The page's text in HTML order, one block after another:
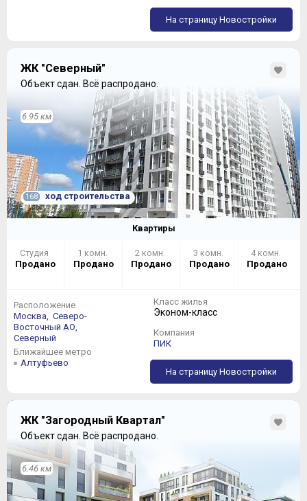
На страницу Новостройки
ЖК "Северный"
Объект сдан. Всё распродано.
6.95 км
168 ход строительства
Квартиры
Студия
Продано
1 комн.
Продано
2 комн.
Продано
3 комн.
Продано
4 комн.
Продано
Расположение
Москва, Северо-
Восточный АО,
Северный
Ближайшее метро
Алтуфьево
Класс жилья
Эконом-класс
Компания
ПИК
На страницу Новостройки
ЖК "Загородный Квартал"
Объект сдан. Всё распродано.
6.46 км